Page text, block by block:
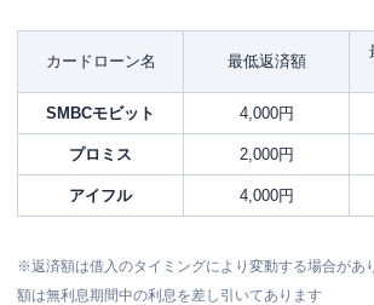
カードローン名 最低返済額
SMBCモビット 4,000円
プロミス 2,000円
アイフル 4,000円
※返済額は借入のタイミングにより変動する場合があ
額は無利息期間中の利息を差し引いてあります